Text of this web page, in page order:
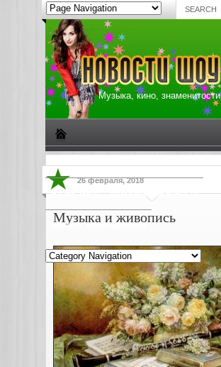
Музыка, кино, знаменитости
Жизнь звезд Музыкальные новости
Новости киноиндустрии
26 февраля, 2018
Музыка и живопись